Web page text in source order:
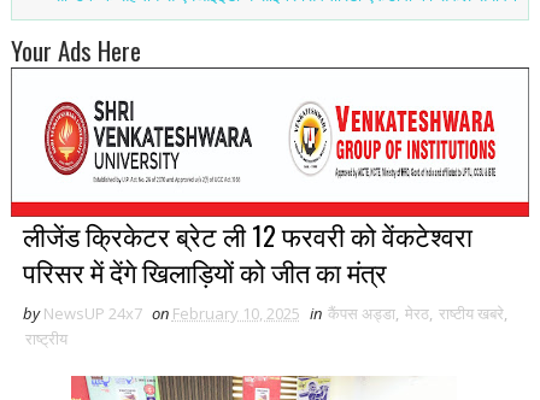
Your Ads Here
लीजेंड क्रिकेटर ब्रेट ली 12 फरवरी को वेंकटेश्वरा
परिसर में देंगे खिलाड़ियों को जीत का मंत्र
by NewsUP 24x7 on February 10, 2025 in कैंपस अड्डा, मेरठ, राष्टीय खबरे,
राष्ट्रीय